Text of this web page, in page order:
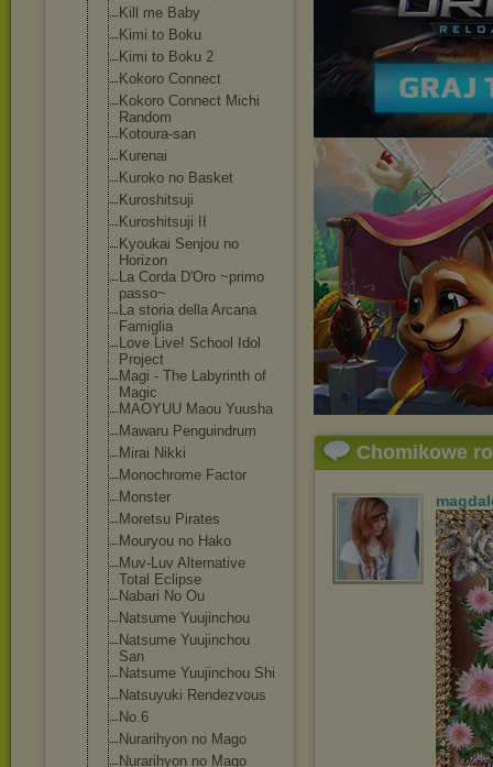
Kill me Baby
Kimi to Boku
Kimi to Boku 2
Kokoro Connect
Kokoro Connect Michi
Random
Kotoura-san
Kurenai
Kuroko no Basket
Kuroshitsuji
Kuroshitsuji II
Kyoukai Senjou no
Horizon
La Corda D'Oro ~primo
passo~
La storia della Arcana
Famiglia
Love Live! School Idol
Project
Magi - The Labyrinth of
Magic
MAOYUU Maou Yuusha
Mawaru Penguindrum
Mirai Nikki
Monochrome Factor
Monster
Moretsu Pirates
Mouryou no Hako
Muv-Luv Alternative
Total Eclipse
Nabari No Ou
Natsume Yuujinchou
Natsume Yuujinchou
San
Natsume Yuujinchou Shi
Natsuyuki Rendezvous
No.6
Nurarihyon no Mago
Nurarihyon no Mago
Chomikowe